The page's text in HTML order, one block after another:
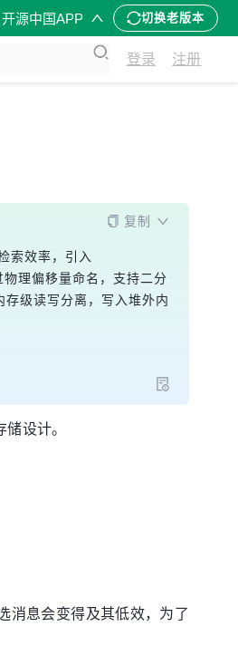
开源中国APP 切换老版本
登录 注册
复制
索效率，引入
理偏移量命名，支持二分
级读写分离，写入堆外内
设计。
消息会变得及其低效，为了